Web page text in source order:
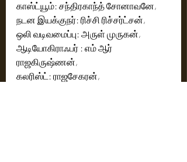
காஸ்ட்யூம்: சந்திரகாந்த் சோனாவனே,
நடன இயக்குநர்: ரிச்சி ரிச்சர்ட்சன்,
ஒலி வடிவமைப்பு: அருள் முருகன்,
ஆடியோகிராஃபர் : எம் ஆர்
ராஜகிருஷ்ணன்,
கலரிஸ்ட்: ராஜசேகரன்,